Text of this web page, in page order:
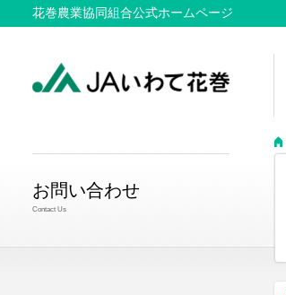
花巻農業協同組合公式ホームページ
お問い合わせ
Contact Us